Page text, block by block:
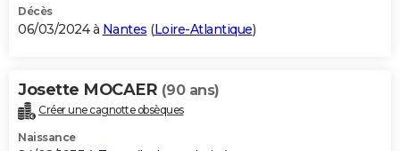
Décès
06/03/2024 à Nantes (Loire-Atlantique)
Josette MOCAER (90 ans)
Créer une cagnotte obsèques
Naissance